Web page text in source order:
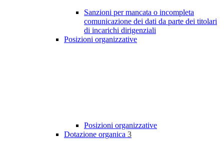
Sanzioni per mancata o incompleta
comunicazione dei dati da parte dei titolari
di incarichi dirigenziali
Posizioni organizzative
Posizioni organizzative
Dotazione organica 3